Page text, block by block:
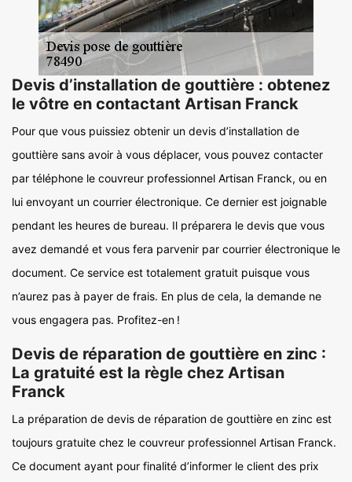
Devis d’installation de gouttière : obtenez
le vôtre en contactant Artisan Franck
Pour que vous puissiez obtenir un devis d’installation de
gouttière sans avoir à vous déplacer, vous pouvez contacter
par téléphone le couvreur professionnel Artisan Franck, ou en
lui envoyant un courrier électronique. Ce dernier est joignable
pendant les heures de bureau. Il préparera le devis que vous
avez demandé et vous fera parvenir par courrier électronique le
document. Ce service est totalement gratuit puisque vous
n’aurez pas à payer de frais. En plus de cela, la demande ne
vous engagera pas. Profitez-en !
Devis de réparation de gouttière en zinc :
La gratuité est la règle chez Artisan
Franck
La préparation de devis de réparation de gouttière en zinc est
toujours gratuite chez le couvreur professionnel Artisan Franck.
Ce document ayant pour finalité d’informer le client des prix